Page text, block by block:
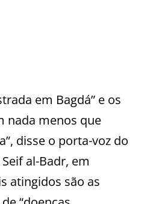
em Bagdá” e os
nada menos que
disse o porta-voz do
al-Badr, em
atingidos são as